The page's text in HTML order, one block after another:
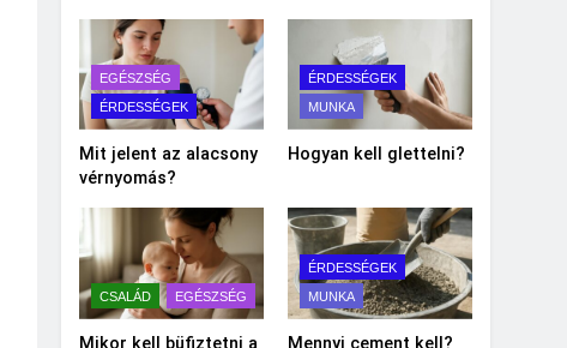
EGÉSZSÉG
ÉRDESSÉGEK
Mit jelent az alacsony
vérnyomás?
ÉRDESSÉGEK
MUNKA
Hogyan kell glettelni?
CSALÁD EGÉSZSÉG
Mikor kell büfiztetni a
ÉRDESSÉGEK
MUNKA
Mennyi cement kell?